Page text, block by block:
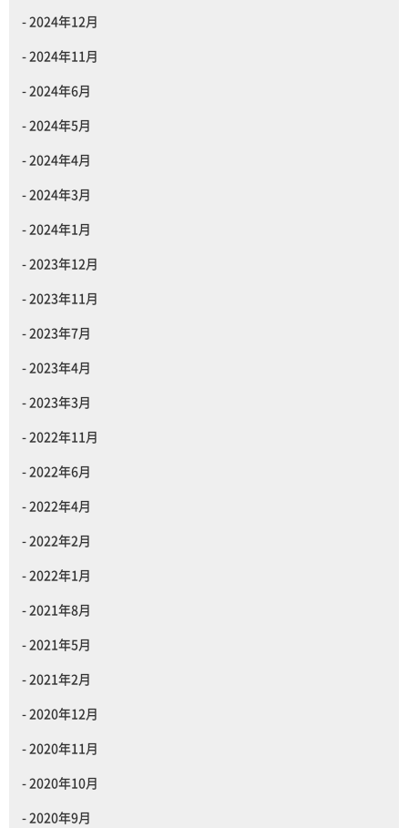
2024年12月
2024年11月
2024年6月
2024年5月
2024年4月
2024年3月
2024年1月
2023年12月
2023年11月
2023年7月
2023年4月
2023年3月
2022年11月
2022年6月
2022年4月
2022年2月
2022年1月
2021年8月
2021年5月
2021年2月
2020年12月
2020年11月
2020年10月
2020年9月